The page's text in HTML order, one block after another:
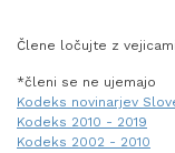
Člene ločujte z
*členi se ne ujemajo
Kodeks novinarjev
Kodeks 2010 - 2019
Kodeks 2002 - 2010